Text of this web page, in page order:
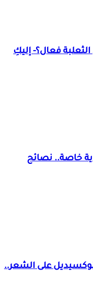
فعال؟- إليكِ
خاصة.. نصائح
على الشعر..